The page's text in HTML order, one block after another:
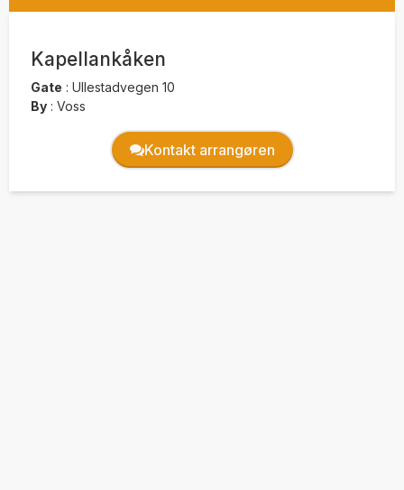
Kapellankåken
Gate : Ullestadvegen 10
By : Voss
Kontakt arrangøren